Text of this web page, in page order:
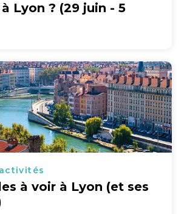
Lyon ? (29 juin - 5
à voir à Lyon (et ses